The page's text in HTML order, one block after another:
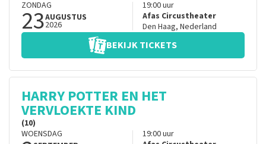
ZONDAG
23AUGUSTUS
2026
19:00uur
Afas Circustheater
Den Haag, Nederland
BEKIJK TICKETS
HARRY POTTER EN HET
VERVLOEKTE KIND
(10)
WOENSDAG
19:00uur